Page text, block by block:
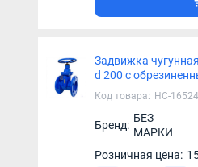
Задвижка
d 200 с
Код товара: НС-
Бренд:
БЕЗ
МАРКИ
Розничная цена: